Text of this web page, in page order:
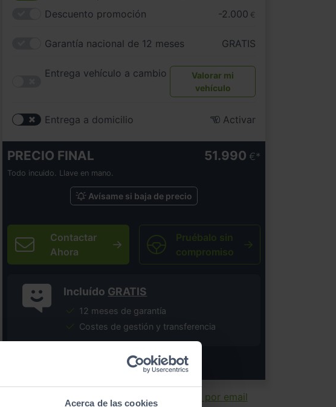
Acerca de las cookies
Descuento promoción -2.000 €
Garantía nacional de 12 meses GRATIS
Entrega vehículo a cambio
Valorar mi
vehículo
Entrega a domicilio Activar
PRECIO FINAL 51.990 €
Todo incuido. Llave en mano.
Avísame si baja de precio
Contactar
Ahora
Pruébalo sin
compromiso
Incluído GRATIS
12 meses de garantía
Costes de gestión y transferencia
* Precio válido salvo error tipográfico.
Imprimir ficha Enviar por email